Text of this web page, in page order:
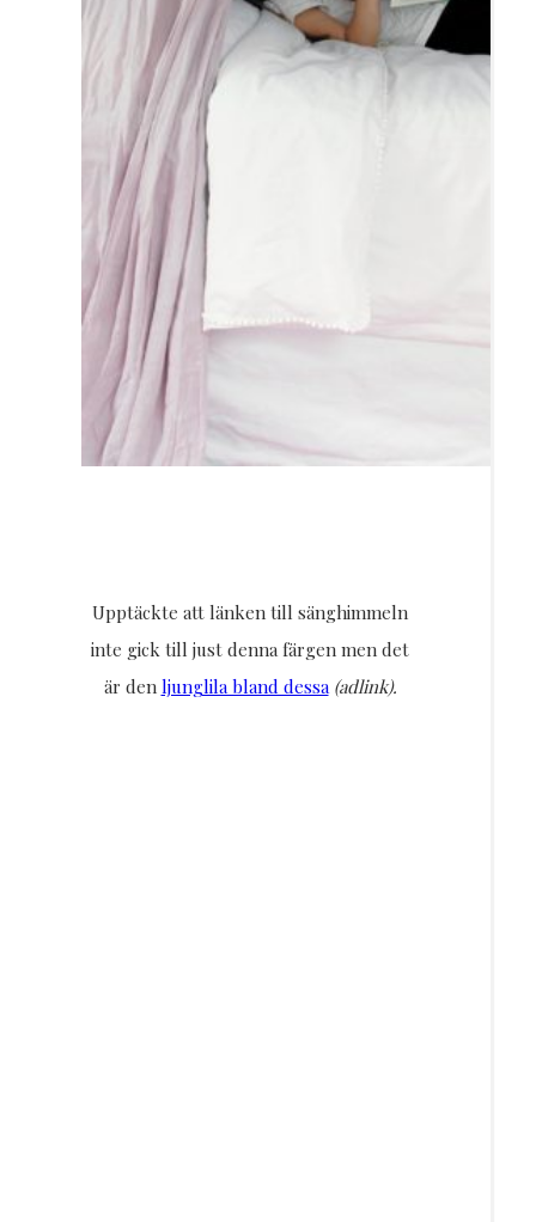
Upptäckte att länken till sänghimmeln
inte gick till just denna färgen men det
är den ljunglila bland dessa (adlink).